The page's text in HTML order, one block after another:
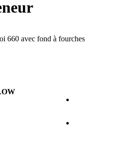
660 avec fond à fourches